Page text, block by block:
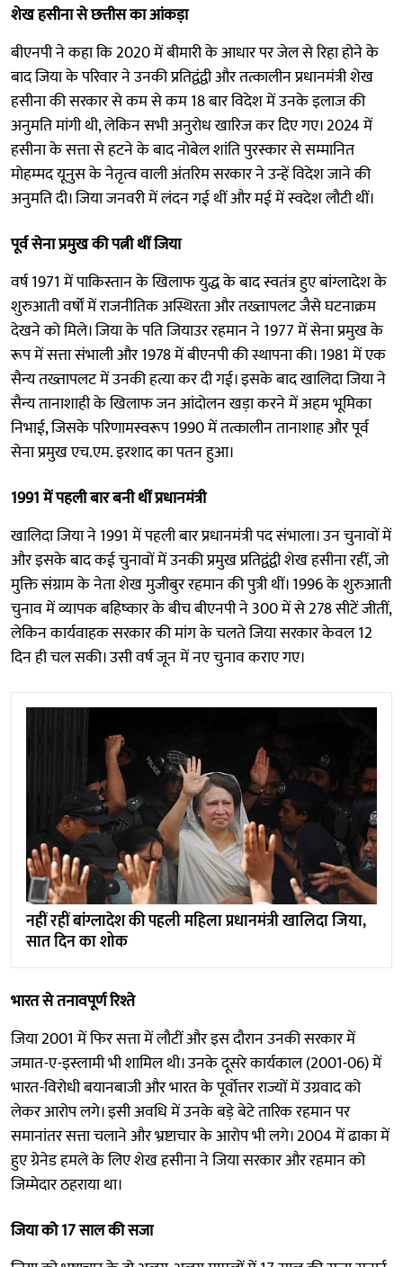
शेख हसीना से छत्तीस का आंकड़ा
बीएनपी ने कहा कि 2020 में बीमारी के आधार पर जेल से रिहा होने के
बाद जिया के परिवार ने उनकी प्रतिद्वंद्वी और तत्कालीन प्रधानमंत्री शेख
हसीना की सरकार से कम से कम 18 बार विदेश में उनके इलाज की
अनुमति मांगी थी, लेकिन सभी अनुरोध खारिज कर दिए गए। 2024 में
हसीना के सत्ता से हटने के बाद नोबेल शांति पुरस्कार से सम्मानित
मोहम्मद यूनुस के नेतृत्व वाली अंतरिम सरकार ने उन्हें विदेश जाने की
अनुमति दी। जिया जनवरी में लंदन गई थीं और मई में स्वदेश लौटी थीं।
पूर्व सेना प्रमुख की पत्नी थीं जिया
वर्ष 1971 में पाकिस्तान के खिलाफ युद्ध के बाद स्वतंत्र हुए बांग्लादेश के
शुरुआती वर्षों में राजनीतिक अस्थिरता और तख्तापलट जैसे घटनाक्रम
देखने को मिले। जिया के पति जियाउर रहमान ने 1977 में सेना प्रमुख के
रूप में सत्ता संभाली और 1978 में बीएनपी की स्थापना की। 1981 में एक
सैन्य तख्तापलट में उनकी हत्या कर दी गई। इसके बाद खालिदा जिया ने
सैन्य तानाशाही के खिलाफ जन आंदोलन खड़ा करने में अहम भूमिका
निभाई, जिसके परिणामस्वरूप 1990 में तत्कालीन तानाशाह और पूर्व
सेना प्रमुख एच.एम. इरशाद का पतन हुआ।
1991 में पहली बार बनी थीं प्रधानमंत्री
खालिदा जिया ने 1991 में पहली बार प्रधानमंत्री पद संभाला। उन चुनावों में
और इसके बाद कई चुनावों में उनकी प्रमुख प्रतिद्वंद्वी शेख हसीना रहीं, जो
मुक्ति संग्राम के नेता शेख मुजीबुर रहमान की पुत्री थीं। 1996 के शुरुआती
चुनाव में व्यापक बहिष्कार के बीच बीएनपी ने 300 में से 278 सीटें जीतीं,
लेकिन कार्यवाहक सरकार की मांग के चलते जिया सरकार केवल 12
दिन ही चल सकी। उसी वर्ष जून में नए चुनाव कराए गए।
नहीं रहीं बांग्लादेश की पहली महिला प्रधानमंत्री खालिदा जिया,
सात दिन का शोक
भारत से तनावपूर्ण रिश्ते
जिया 2001 में फिर सत्ता में लौटीं और इस दौरान उनकी सरकार में
जमात-ए-इस्लामी भी शामिल थी। उनके दूसरे कार्यकाल (2001-06) में
भारत-विरोधी बयानबाजी और भारत के पूर्वोत्तर राज्यों में उग्रवाद को
लेकर आरोप लगे। इसी अवधि में उनके बड़े बेटे तारिक रहमान पर
समानांतर सत्ता चलाने और भ्रष्टाचार के आरोप भी लगे। 2004 में ढाका में
हुए ग्रेनेड हमले के लिए शेख हसीना ने जिया सरकार और रहमान को
जिम्मेदार ठहराया था।
जिया को 17 साल की सजा